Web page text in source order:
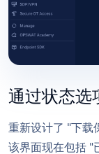
通过状态选
重新设计了 "下载
该界面现在包括 "